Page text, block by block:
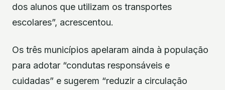
dos alunos que utilizam os transportes
escolares”, acrescentou.
Os três municípios apelaram ainda à população
para adotar “condutas responsáveis e
cuidadas” e sugerem “reduzir a circulação